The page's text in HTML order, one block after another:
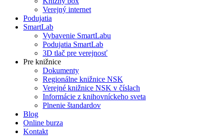
Verejný internet
Podujatia
SmartLab
Vybavenie SmartLabu
Podujatia SmartLab
3D tlač pre verejnosť
Pre knižnice
Dokumenty
Regionálne knižnice NSK
Verejné knižnice NSK v číslach
Informácie z knihovníckeho sveta
Plnenie štandardov
Blog
Online burza
Kontakt